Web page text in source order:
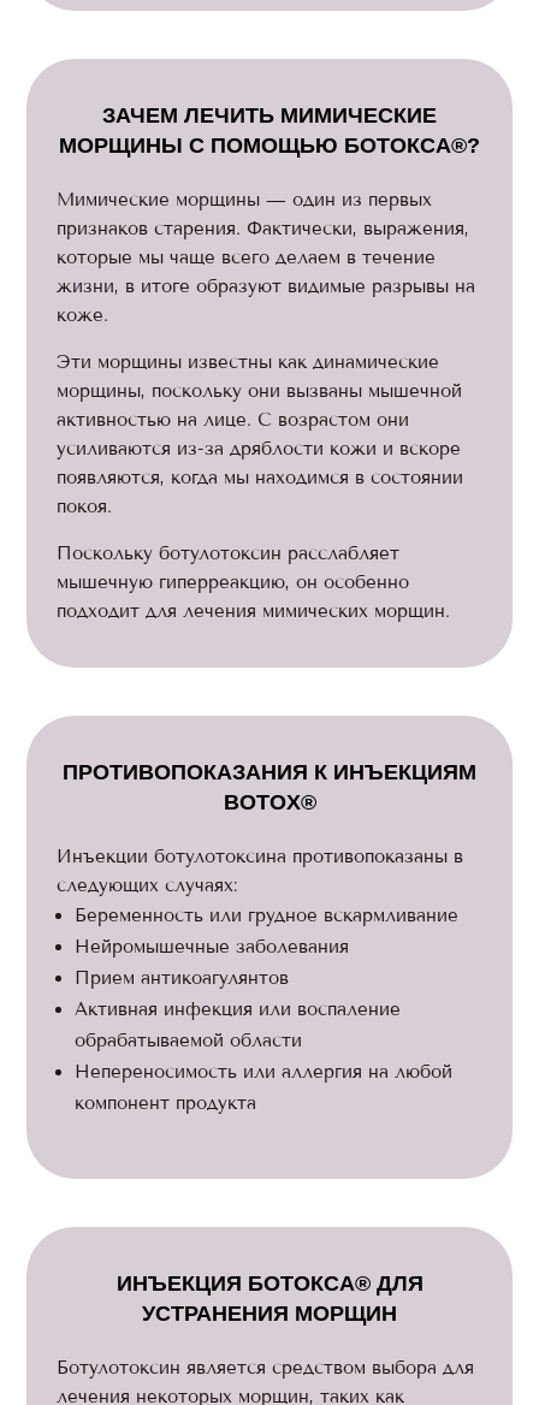
ЗАЧЕМ ЛЕЧИТЬ МИМИЧЕСКИЕ
МОРЩИНЫ С ПОМОЩЬЮ БОТОКСА®?
Мимические морщины — один из первых
признаков старения. Фактически, выражения,
которые мы чаще всего делаем в течение
жизни, в итоге образуют видимые разрывы на
коже.
Эти морщины известны как динамические
морщины, поскольку они вызваны мышечной
активностью на лице. С возрастом они
усиливаются из-за дряблости кожи и вскоре
появляются, когда мы находимся в состоянии
покоя.
Поскольку ботулотоксин расслабляет
мышечную гиперреакцию, он особенно
подходит для лечения мимических морщин.
ПРОТИВОПОКАЗАНИЯ К ИНЪЕКЦИЯМ
BOTOX®
Инъекции ботулотоксина противопоказаны в
следующих случаях:
Беременность или грудное вскармливание
Нейромышечные заболевания
Прием антикоагулянтов
Активная инфекция или воспаление
обрабатываемой области
Непереносимость или аллергия на любой
компонент продукта
ИНЪЕКЦИЯ БОТОКСА® ДЛЯ
УСТРАНЕНИЯ МОРЩИН
Ботулотоксин является средством выбора для
лечения некоторых морщин, таких как